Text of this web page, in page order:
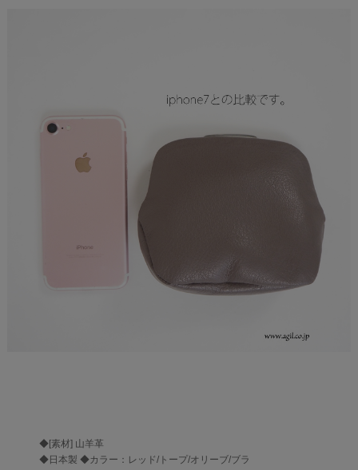
◆[素材] 山羊革
◆日本製 ◆カラー：レッド/トープ/オリーブ/ブラ